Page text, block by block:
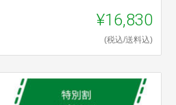
¥16,830
(税込/送料込)